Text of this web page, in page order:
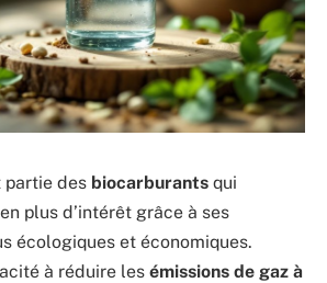
partie des biocarburants qui
plus d’intérêt grâce à ses
écologiques et économiques.
à réduire les émissions de gaz à